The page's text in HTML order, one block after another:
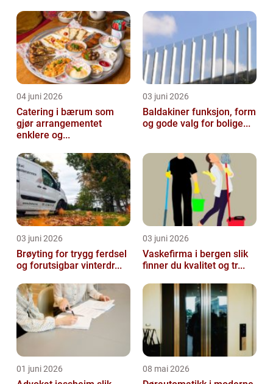
04 juni 2026
Catering i bærum som
gjør arrangementet
enklere og...
03 juni 2026
Baldakiner funksjon, form
og gode valg for bolige...
03 juni 2026
Brøyting for trygg ferdsel
og forutsigbar vinterdr...
03 juni 2026
Vaskefirma i bergen slik
finner du kvalitet og tr...
01 juni 2026 08 mai 2026